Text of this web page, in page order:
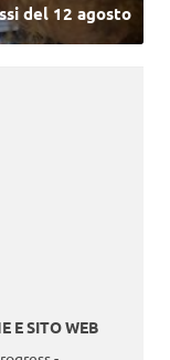
del 12 agosto
E SITO WEB